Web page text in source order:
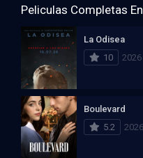
Peliculas Completas
La Odisea
10
2026
Boulevard
5.2
2026